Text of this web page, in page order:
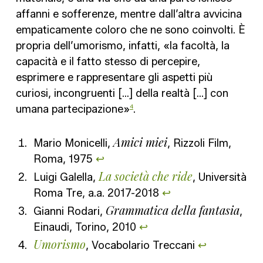
affanni e sofferenze, mentre dall’altra avvicina
empaticamente coloro che ne sono coinvolti. È
propria dell’umorismo, infatti, «la facoltà, la
capacità e il fatto stesso di percepire,
esprimere e rappresentare gli aspetti più
curiosi, incongruenti […] della realtà […] con
umana partecipazione»4.
Mario Monicelli,Amici miei, Rizzoli Film,
Roma, 1975 ↩︎
Luigi Galella,La società che ride, Università
Roma Tre, a.a. 2017-2018 ↩︎
Gianni Rodari, Grammatica della fantasia,
Einaudi, Torino, 2010 ↩︎
Umorismo, Vocabolario Treccani ↩︎